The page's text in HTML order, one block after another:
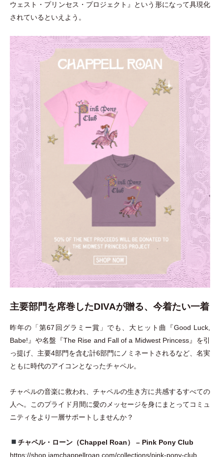
ウェスト ・ プリンセス ・ プロジェクト』という形になって具現化
されているといえよう。
主要部門を席巻したDIVAが贈る、今着たい一着
昨年の 「第67回グラミー賞 」 でも、大ヒット曲『Good Luck,
Babe!』や名盤『The Rise and Fall of a Midwest Princess』を引
っ提げ、主要4部門を含む計6部門にノミネートされるなど、名実
ともに時代のアイコンとなったチャペル。
チャペルの音楽に救われ、チャペルの生き方に共感するすべての
人へ。このプライド月間に愛のメッセージを身にまとってコミュ
ニティをより一層サポートしませんか？
チャペル・ ローン（Chappel Roan）
– Pink Pony Club
https://shop.iamchappellroan.com/collections/pink-pony-club